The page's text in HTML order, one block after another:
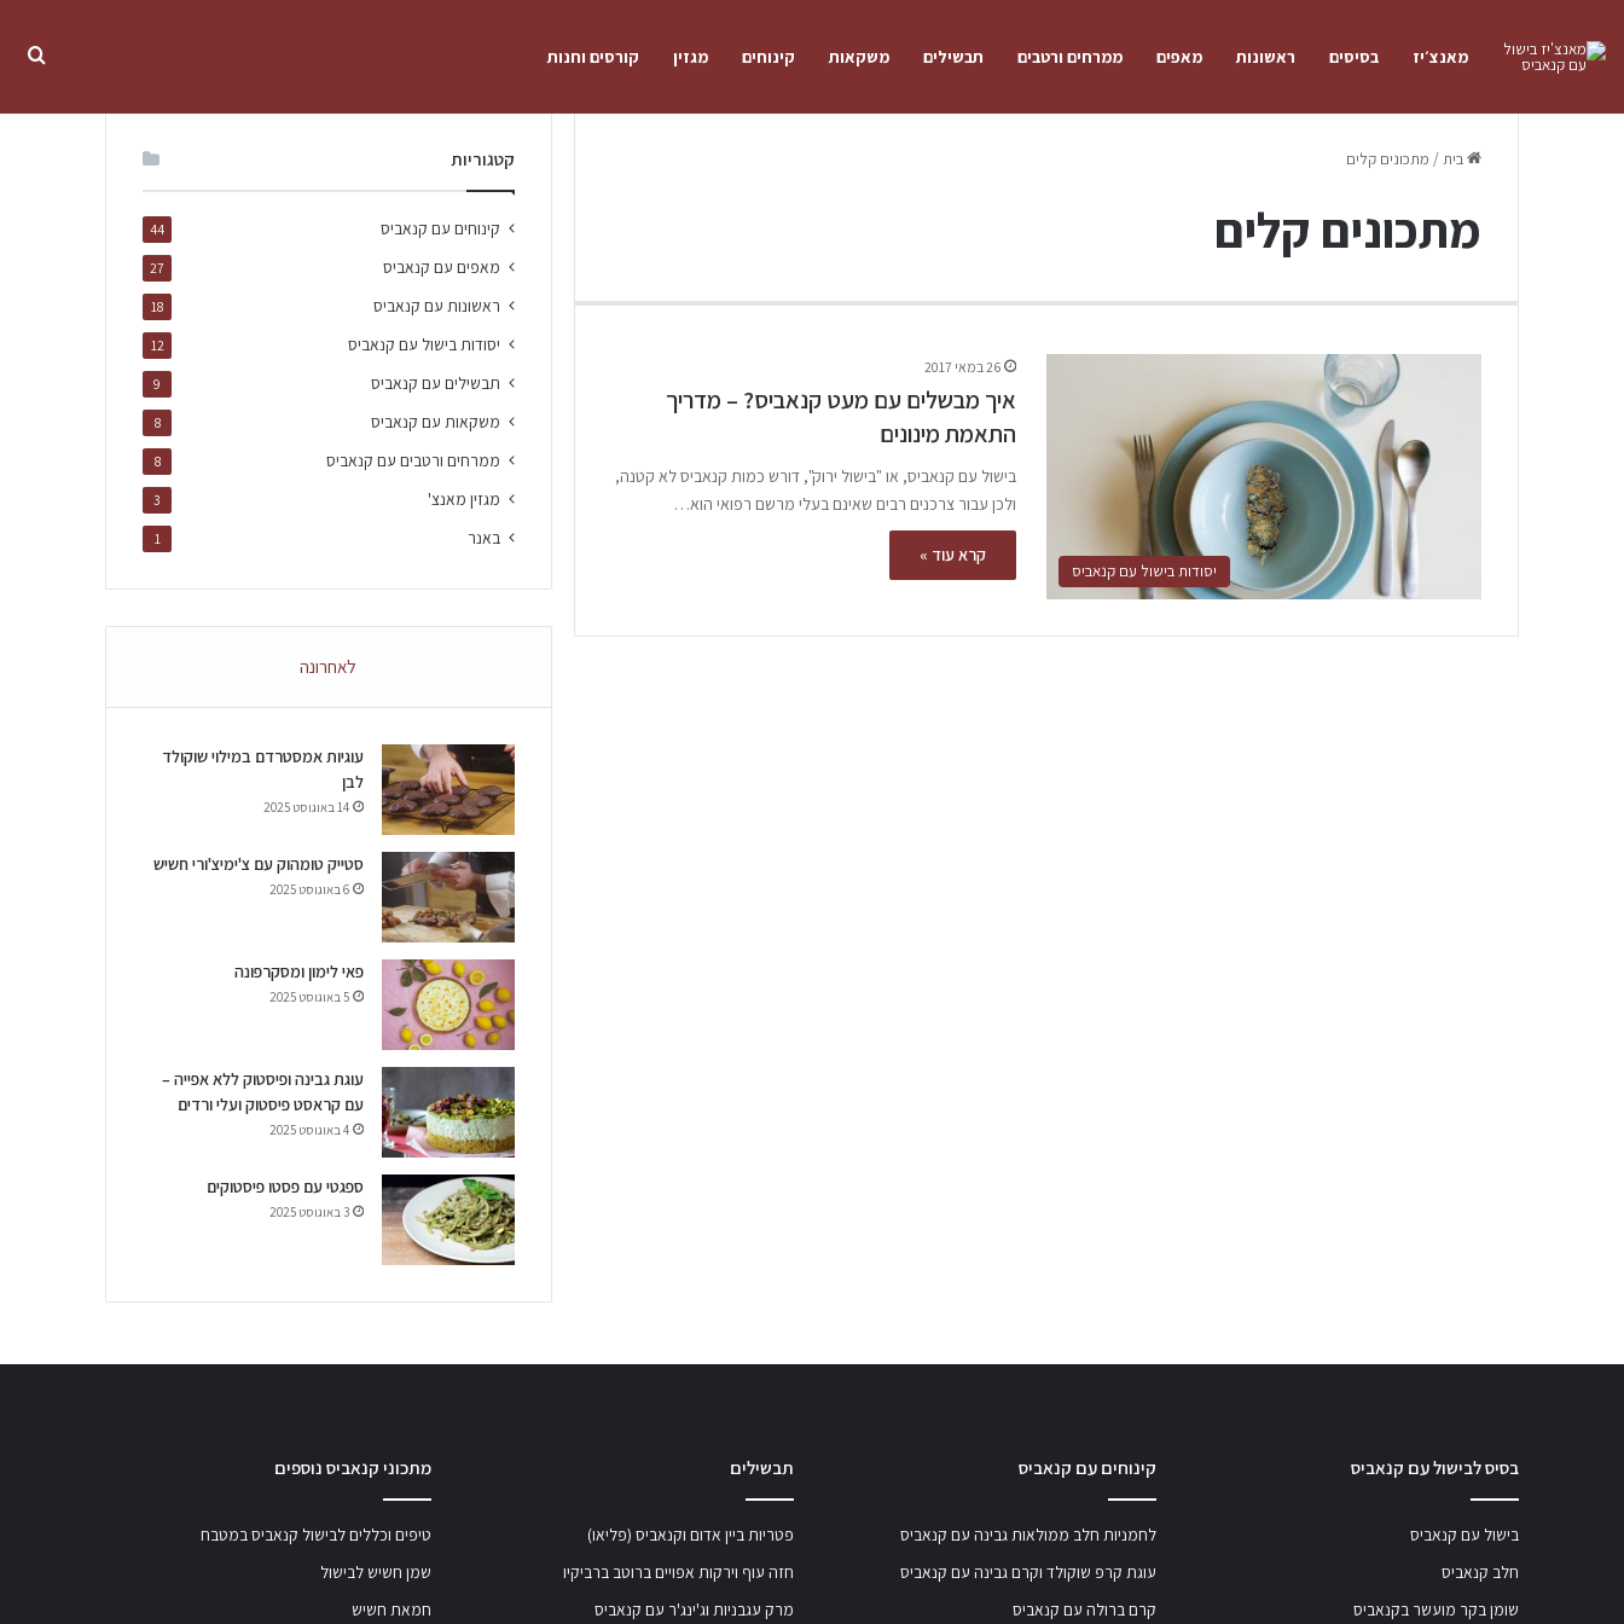
מאנצ׳יז בסיסים ראשונות מאפים ממרחים ורטבים תבשילים משקאות קינוחים מגזין קורסים וחנות
בית/ מתכונים קלים
מתכונים קלים
יסודות בישול עם קנאביס
26 במאי 2017
איך מבשלים עם מעט קנאביס? – מדריך
התאמת מינונים
בישול עם קנאביס, או "בישול ירוק", דורש כמות קנאביס לא קטנה,
ולכן עבור צרכנים רבים שאינם בעלי מרשם רפואי הוא…
קרא עוד »
קטגוריות
קינוחים עם קנאביס 44
מאפים עם קנאביס 27
ראשונות עם קנאביס 18
יסודות בישול עם קנאביס 12
תבשילים עם קנאביס 9
משקאות עם קנאביס 8
ממרחים ורטבים עם קנאביס 8
מגזין מאנצ' 3
באנר 1
לאחרונה
עוגיות אמסטרדם במילוי שוקולד
לבן
14 באוגוסט 2025
סטייק טומהוק עם צ'ימיצ'ורי חשיש
6 באוגוסט 2025
פאי לימון ומסקרפונה
5 באוגוסט 2025
עוגת גבינה ופיסטוק ללא אפייה –
עם קראסט פיסטוק ועלי ורדים
4 באוגוסט 2025
ספגטי עם פסטו פיסטוקים
3 באוגוסט 2025
בסיס לבישול עם קנאביס
בישול עם קנאביס
חלב קנאביס
שומן בקר מועשר בקנאביס
קינוחים עם קנאביס
לחמניות חלב ממולאות גבינה עם קנאביס
עוגת קרפ שוקולד וקרם גבינה עם קנאביס
קרם ברולה עם קנאביס
תבשילים
פטריות ביין אדום וקנאביס (פליאו)
חזה עוף וירקות אפויים ברוטב ברביקיו
מרק עגבניות וג'ינג'ר עם קנאביס
מתכוני קנאביס נוספים
טיפים וכללים לבישול קנאביס במטבח
שמן חשיש לבישול
חמאת חשיש